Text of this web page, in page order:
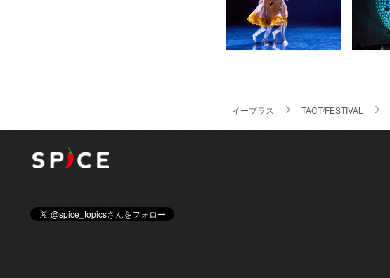
イープラス TACT/FESTIVAL